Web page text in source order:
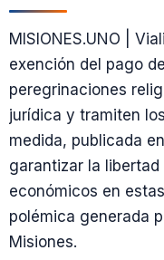
MISIONES.UNO |
exención del pago
peregrinaciones
jurídica y tramiten
medida, publicada
garantizar la
económicos en
polémica generada
Misiones.